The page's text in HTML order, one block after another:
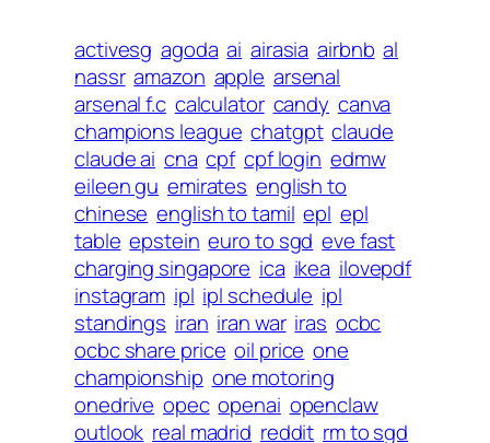
activesg agoda ai airasia airbnb al
nassr amazon apple arsenal
arsenal f.c calculator candy canva
champions league chatgpt claude
claude ai cna cpf cpf login edmw
eileen gu emirates english to
chinese english to tamil epl epl
table epstein euro to sgd eve fast
charging singapore ica ikea ilovepdf
instagram ipl ipl schedule ipl
standings iran iran war iras ocbc
ocbc share price oil price one
championship one motoring
onedrive opec openai openclaw
outlook real madrid reddit rm to sgd